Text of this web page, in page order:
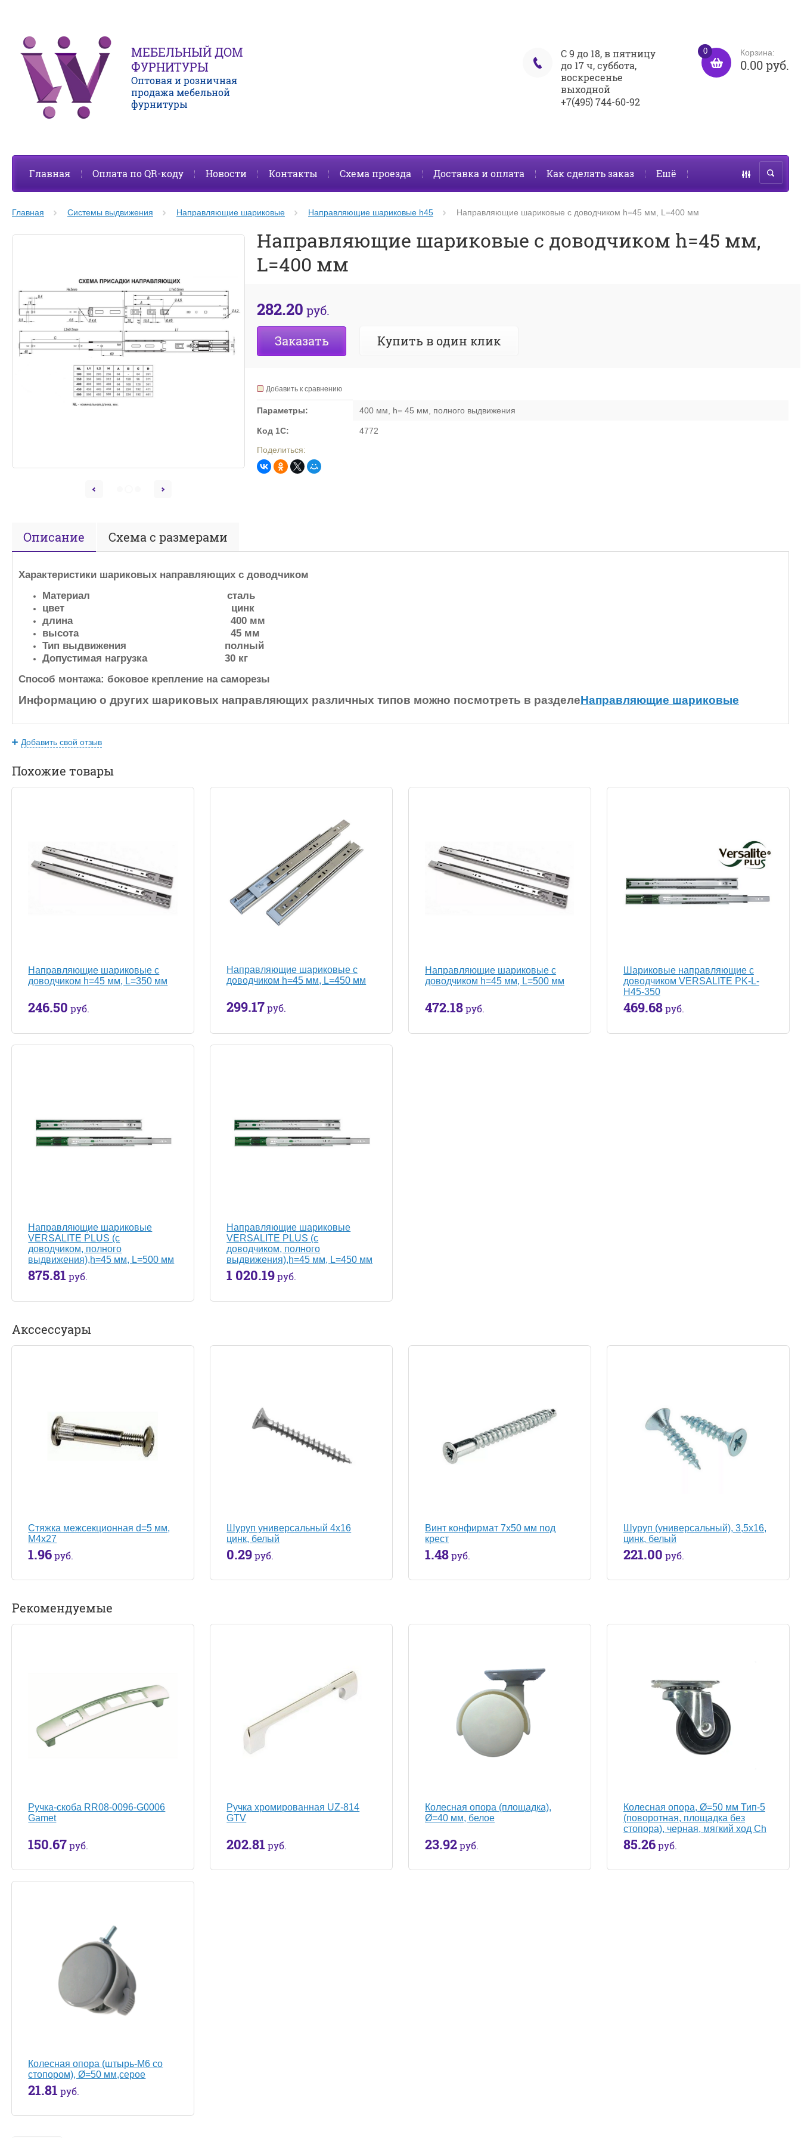
МЕБЕЛЬНЫЙ ДОМ
ФУРНИТУРЫ
Оптовая и розничная
продажа мебельной
фурнитуры
0 Корзина:
0.00 руб.
С 9 до 18, в пятницу
до 17 ч, суббота,
воскресенье
выходной
+7(495) 744-60-92
Главная Оплата по QR-коду Новости Контакты Схема проезда Доставка и оплата Как сделать заказ Ешё
Главная Системы выдвижения Направляющие шариковые Направляющие шариковые h45 Направляющие шариковые с доводчиком h=45 мм, L=400 мм
Направляющие шариковые с доводчиком h=45 мм,
L=400 мм
282.20 руб.
Заказать
Купить в один клик
Добавить к сравнению
Параметры: 400 мм, h= 45 мм, полного выдвижения
Код 1С:
4772
Поделиться:
Описание Схема с размерами
Характеристики шариковых направляющих с доводчиком
Материал сталь
цвет цинк
длина 400 мм
высота 45 мм
Тип выдвижения полный
Допустимая нагрузка 30 кг
Способ монтажа: боковое крепление на саморезы
Информацию о других шариковых направляющих различных типов можно посмотреть в разделеНаправляющие шариковые
Добавить свой отзыв
Похожие товары
Направляющие шариковые с
доводчиком h=45 мм, L=350 мм
246.50 руб.
Направляющие шариковые с
доводчиком h=45 мм, L=450 мм
299.17 руб.
Направляющие шариковые с
доводчиком h=45 мм, L=500 мм
472.18руб.
Шариковые направляющие с
доводчиком VERSALITE PK-L-
H45-350
469.68руб.
Направляющие шариковые
VERSALITE PLUS (с
доводчиком, полного
выдвижения),h=45 мм, L=500 мм
875.81 руб.
Направляющие шариковые
VERSALITE PLUS (с
доводчиком, полного
выдвижения),h=45 мм, L=450 мм
1 020.19 руб.
Акссессуары
Стяжка межсекционная d=5 мм,
М4х27
1.96 руб.
Шуруп универсальный 4х16
цинк, белый
0.29 руб.
Винт конфирмат 7х50 мм под
крест
1.48руб.
Шуруп (универсальный), 3,5х16,
цинк, белый
221.00 руб.
Рекомендуемые
Ручка-скоба RR08-0096-G0006
Gamet
150.67 руб.
Ручка хромированная UZ-814
GTV
202.81 руб.
Колесная опора (площадка),
Ø=40 мм, белое
23.92руб.
Колесная опора, Ø=50 мм Тип-5
(поворотная, площадка без
стопора), черная, мягкий ход Ch
85.26руб.
Колесная опора (штырь-М6 со
стопором), Ø=50 мм,серое
21.81 руб.